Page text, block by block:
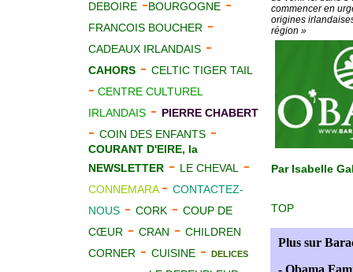
DEBOIRE
BOURGOGNE
FRANCOIS BOUCHER -
CADEAUX IRLANDAIS -
CAHORS - CELTIC TIGER TAIL
- CENTRE CULTUREL
IRLANDAIS - PIERRE CHABERT
- COIN DES ENFANTS -
COURANT D'EIRE, la
NEWSLETTER - LE CHEVAL -
CONNEMARA - CONTACTEZ-
NOUS - CORK - COUP DE
CŒUR - CRAN - CHILDREN
CORNER - CUISINE - DELICES
commencer en
origines
région »
Par Isabelle
TOP
Plus sur
- Obama